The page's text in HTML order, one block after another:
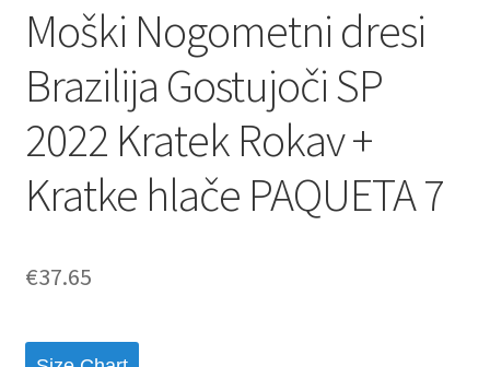
Moški Nogometni dresi
Brazilija Gostujoči SP
2022 Kratek Rokav +
Kratke hlače PAQUETA 7
€37.65